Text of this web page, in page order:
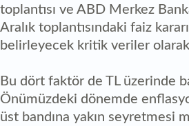
toplantısı ve ABD Merkez
Aralık toplantısındaki faiz
belirleyecek kritik veriler
Bu dört faktör de TL üzerinde
Önümüzdeki dönemde
üst bandına yakın seyretmesi